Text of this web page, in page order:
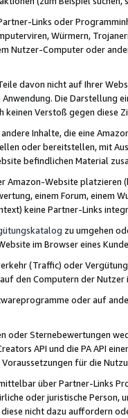
Links oder
Würmern,
Nutzer-Computer oder
davon nicht auf Ihrer
Die Darstellung
keinen Verstoß gegen diese
Inhalte, die eine
oder bereitstellen, mit
befindlichen Material
Amazon-Website
einem Forum, einem
keine Partner-Links
zu umgehen
im Browser eines
(Traffic) oder
den Computern der
oder auf
oder Sternebewertungen
API und die PA API
für die
über Partner-Links
oder juristische
nicht dazu auffordern